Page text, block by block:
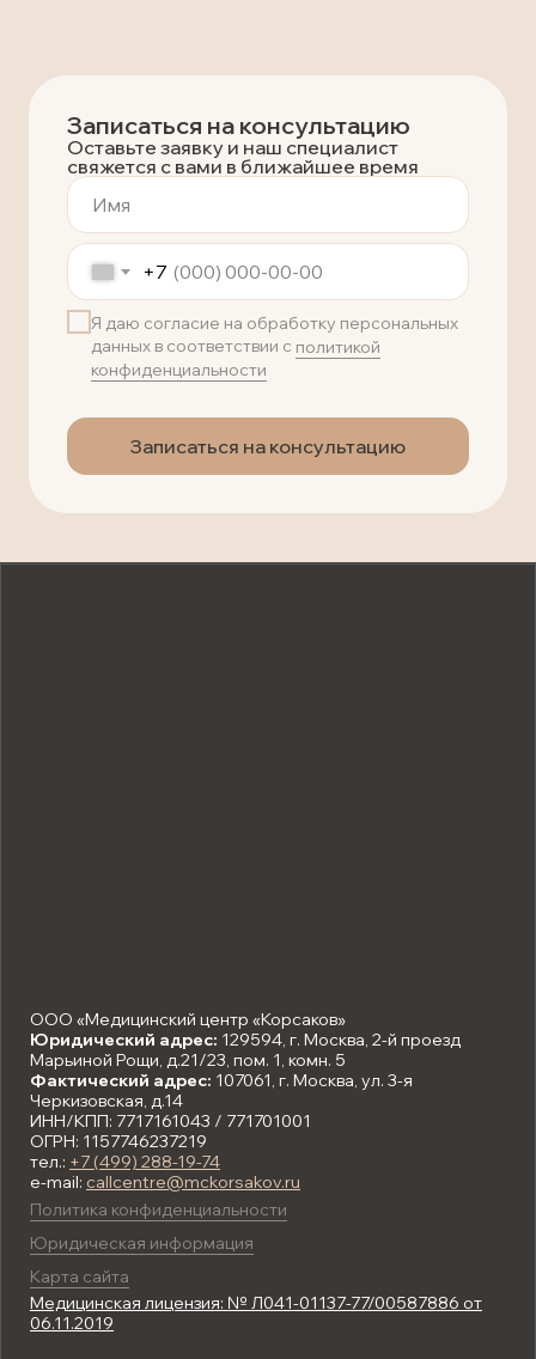
Записаться на консультацию
Оставьте заявку и наш специалист
свяжется с вами в ближайшее время
+7
Я даю согласие на обработку персональных
данных в соответствии с политикой
конфиденциальности
Записаться на консультацию
ООО «Медицинский центр «Корсаков»
Юридический адрес: 129594, г. Москва, 2-й проезд
Марьиной Рощи, д.21/23, пом. 1, комн. 5
Фактический адрес: 107061, г. Москва, ул. 3-я
Черкизовская, д.14
ИНН/КПП: 7717161043 / 771701001
ОГРН: 1157746237219
тел.: +7 (499) 288-19-74
e-mail: callcentre@mckorsakov.ru
Политика конфиденциальности
Юридическая информация
Карта сайта
Медицинская лицензия: № Л041-01137-77/00587886 от
06.11.2019